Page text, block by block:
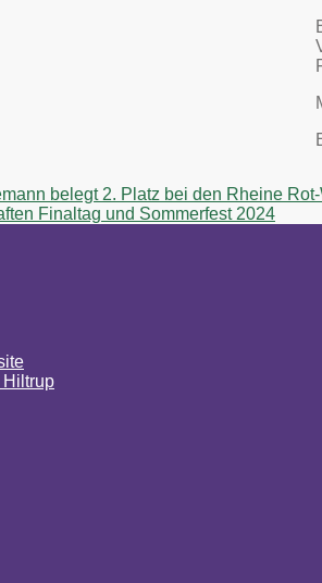
belegt 2. Platz bei den Rheine
Finaltag und Sommerfest 2024
Hiltrup